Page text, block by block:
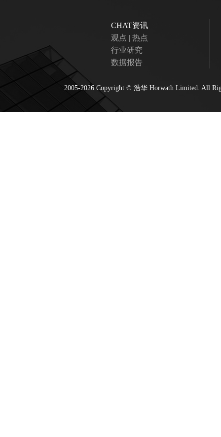
CHAT资讯
观点 | 热点
行业研究
数据报告
2005-2026 Copyright © 浩华 Horwath Limited. All